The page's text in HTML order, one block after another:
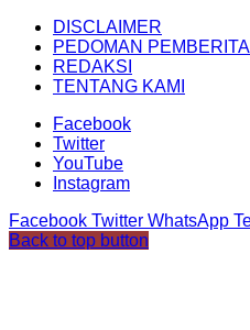
DISCLAIMER
PEDOMAN
REDAKSI
TENTANG KAMI
Facebook
Twitter
YouTube
Instagram
Facebook Twitter WhatsApp
Back to top button